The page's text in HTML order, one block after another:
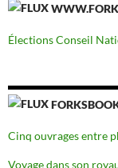
Élections Conseil
Cinq ouvrages entre
Voyage dans son